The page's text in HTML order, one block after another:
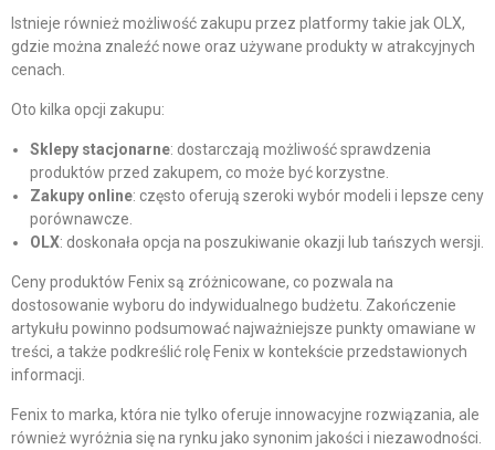
Istnieje również możliwość zakupu przez platformy takie jak OLX,
gdzie można znaleźć nowe oraz używane produkty w atrakcyjnych
cenach.
Oto kilka opcji zakupu:
Sklepy stacjonarne: dostarczają możliwość sprawdzenia
produktów przed zakupem, co może być korzystne.
Zakupy online: często oferują szeroki wybór modeli i lepsze ceny
porównawcze.
OLX: doskonała opcja na poszukiwanie okazji lub tańszych wersji.
Ceny produktów Fenix są zróżnicowane, co pozwala na
dostosowanie wyboru do indywidualnego budżetu. Zakończenie
artykułu powinno podsumować najważniejsze punkty omawiane w
treści, a także podkreślić rolę Fenix w kontekście przedstawionych
informacji.
Fenix to marka, która nie tylko oferuje innowacyjne rozwiązania, ale
również wyróżnia się na rynku jako synonim jakości i niezawodności.